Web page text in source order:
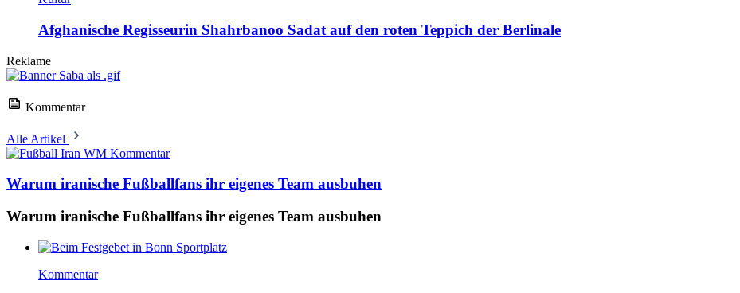
Afghanische Regisseurin Shahrbanoo Sadat auf den roten Teppich der Berlinale
Reklame
Kommentar
Alle Artikel
Kommentar
Warum iranische Fußballfans ihr eigenes Team ausbuhen
Warum iranische Fußballfans ihr eigenes Team ausbuhen
Kommentar